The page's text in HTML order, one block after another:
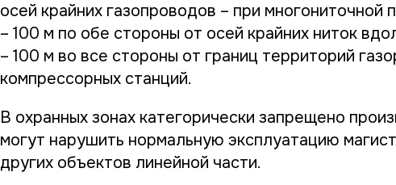
осей крайних газопроводов – при многониточной
– 100 м по обе стороны от осей крайних ниток
– 100 м во все стороны от границ территорий
компрессорных станций.
В охранных зонах категорически запрещено
могут нарушить нормальную эксплуатацию
других объектов линейной части.